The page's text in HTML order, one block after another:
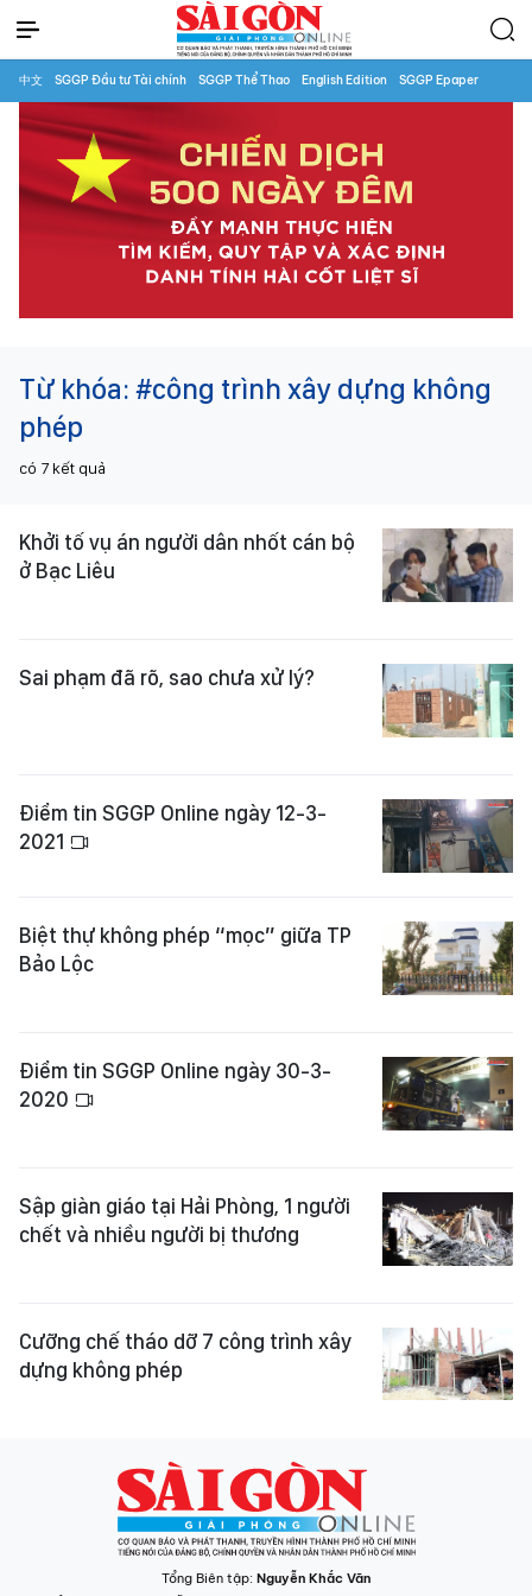
中文 SGGP Đầu tư Tài chính SGGP Thể Thao English Edition SGGP Epaper
Từ khóa: #công trình xây dựng không
phép
có 7 kết quả
Khởi tố vụ án người dân nhốt cán bộ
ở Bạc Liêu
Sai phạm đã rõ, sao chưa xử lý?
Điểm tin SGGP Online ngày 12-3-
2021
Biệt thự không phép “mọc” giữa TP
Bảo Lộc
Điểm tin SGGP Online ngày 30-3-
2020
Sập giàn giáo tại Hải Phòng, 1 người
chết và nhiều người bị thương
Cưỡng chế tháo dỡ 7 công trình xây
dựng không phép
Tổng Biên tập: Nguyễn Khắc Văn